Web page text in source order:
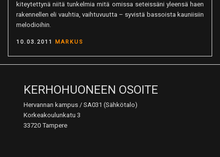
kiteytettynä niitä tunkelmia mitä omissa seteissäni yleensä haen
rakennellen eli vauhtia, vaihtuvuutta – syvistä bassoista kauniisiin
melodioihin.
POSTED
10.03.2011 MARKUS
KERHOHUONEEN OSOITE
Hervannan kampus / SA031 (Sähkötalo)
Korkeakoulunkatu 3
33720 Tampere